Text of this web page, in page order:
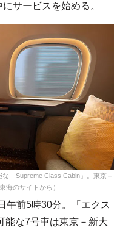
サービスを始める。
「Supreme Class Cabin」。東京－
海のサイトから）
午前5時30分。「エクス
能な7号車は東京－新大